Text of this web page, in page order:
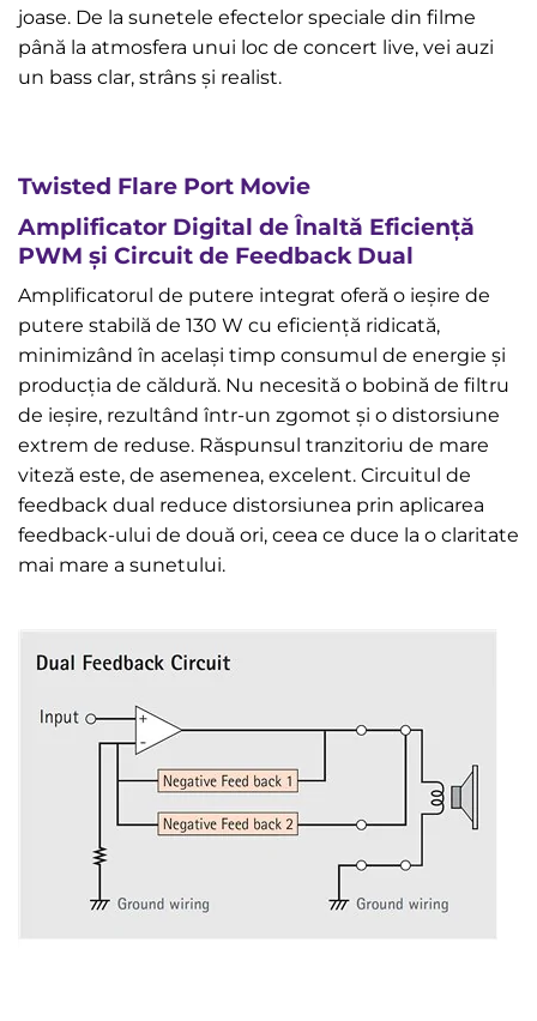
joase. De la sunetele efectelor speciale din filme
până la atmosfera unui loc de concert live, vei auzi
un bass clar, strâns și realist.
Twisted Flare Port Movie
Amplificator Digital de Înaltă Eficiență
PWM și Circuit de Feedback Dual
Amplificatorul de putere integrat oferă o ieșire de
putere stabilă de 130 W cu eficiență ridicată,
minimizând în același timp consumul de energie și
producția de căldură. Nu necesită o bobină de filtru
de ieșire, rezultând într-un zgomot și o distorsiune
extrem de reduse. Răspunsul tranzitoriu de mare
viteză este, de asemenea, excelent. Circuitul de
feedback dual reduce distorsiunea prin aplicarea
feedback-ului de două ori, ceea ce duce la o claritate
mai mare a sunetului.